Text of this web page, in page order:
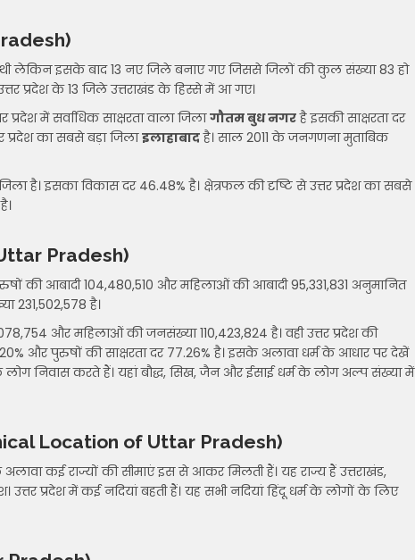
लेकिन इसके बाद 13 नए जिले बनाए गए जिससे जिलों की कुल संख्या 83 हो
प्रदेश के 13 जिले उत्तराखंड के हिस्से में आ गए।
में सर्वाधिक साक्षरता वाला जिलागौतम बुध नगरहै इसकी साक्षरता दर
प्रदेश का सबसे बड़ा जिलाइलाहाबादहै। साल 2011 के जनगणना मुताबिक
है। इसका विकास दर 46.48% है। क्षेत्रफल की दृष्टि से उत्तर प्रदेश का सबसे
Pradesh)
की आबादी 104,480,510 और महिलाओं की आबादी 95,331,831 अनुमानित
231,502,578 है।
और महिलाओं की जनसंख्या 110,423,824 है। वही उत्तर प्रदेश की
और पुरुषों की साक्षरता दर 77.26% है। इसके अलावा धर्म के आधार पर देखें
लोग निवास करते हैं। यहां बौद्ध, सिख, जैन और ईसाई धर्म के लोग अल्प संख्या में
Location of Uttar Pradesh)
कई राज्यों की सीमाएं इस से आकर मिलती हैं। यह राज्य हैं उत्तराखंड,
उत्तर प्रदेश में कई नदियां बहती हैं। यह सभी नदियां हिंदू धर्म के लोगों के लिए